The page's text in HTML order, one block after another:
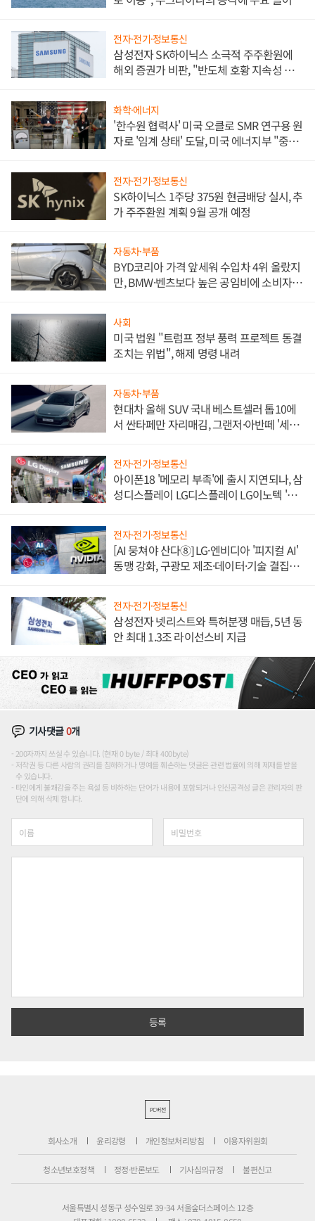
전자·전기·정보통신
삼성전자 SK하이닉스 소극적 주주환원에
해외 증권가 비판, "반도체 호황 지속성 의
화학·에너지
'한수원 협력사' 미국 오클로 SMR 연구용 원
자로 '임계 상태' 도달, 미국 에너지부 "중요
전자·전기·정보통신
SK하이닉스 1주당 375원 현금배당 실시, 추
가 주주환원 계획 9월 공개 예정
자동차·부품
BYD코리아 가격 앞세워 수입차 4위 올랐지
만, BMW·벤츠보다 높은 공임비에 소비자
사회
미국 법원 "트럼프 정부 풍력 프로젝트 동결
조치는 위법", 해제 명령 내려
자동차·부품
현대차 올해 SUV 국내 베스트셀러 톱10에
서 싼타페만 자리매김, 그랜저·아반떼 '세단
전자·전기·정보통신
아이폰18 '메모리 부족'에 출시 지연되나, 삼
성디스플레이 LG디스플레이 LG이노텍 '탈
전자·전기·정보통신
[AI 뭉쳐야 산다⑧] LG·엔비디아 '피지컬 AI'
동맹 강화, 구광모 제조·데이터·기술 결집
전자·전기·정보통신
삼성전자 넷리스트와 특허분쟁 매듭, 5년 동
안 최대 1.3조 라이선스비 지급
기사댓글0개
200자까지 쓰실 수 있습니다. (현재 0 byte / 최대 400byte)
저작권 등 다른 사람의 권리를 침해하거나 명예를 훼손하는 댓글은 관련 법률에 의해 제재를 받을
수 있습니다.
타인에게 불쾌감을 주는 욕설 등 비하하는 단어가 내용에 포함되거나 인신공격성 글은 관리자의 판
단에 의해 삭제 합니다.
PC버전
회사소개 윤리강령 개인정보처리방침 이용자위원회
청소년보호정책 정정·반론보도 기사심의규정 불편신고
서울특별시 성동구 성수일로 39-34 서울숲더스페이스 12층